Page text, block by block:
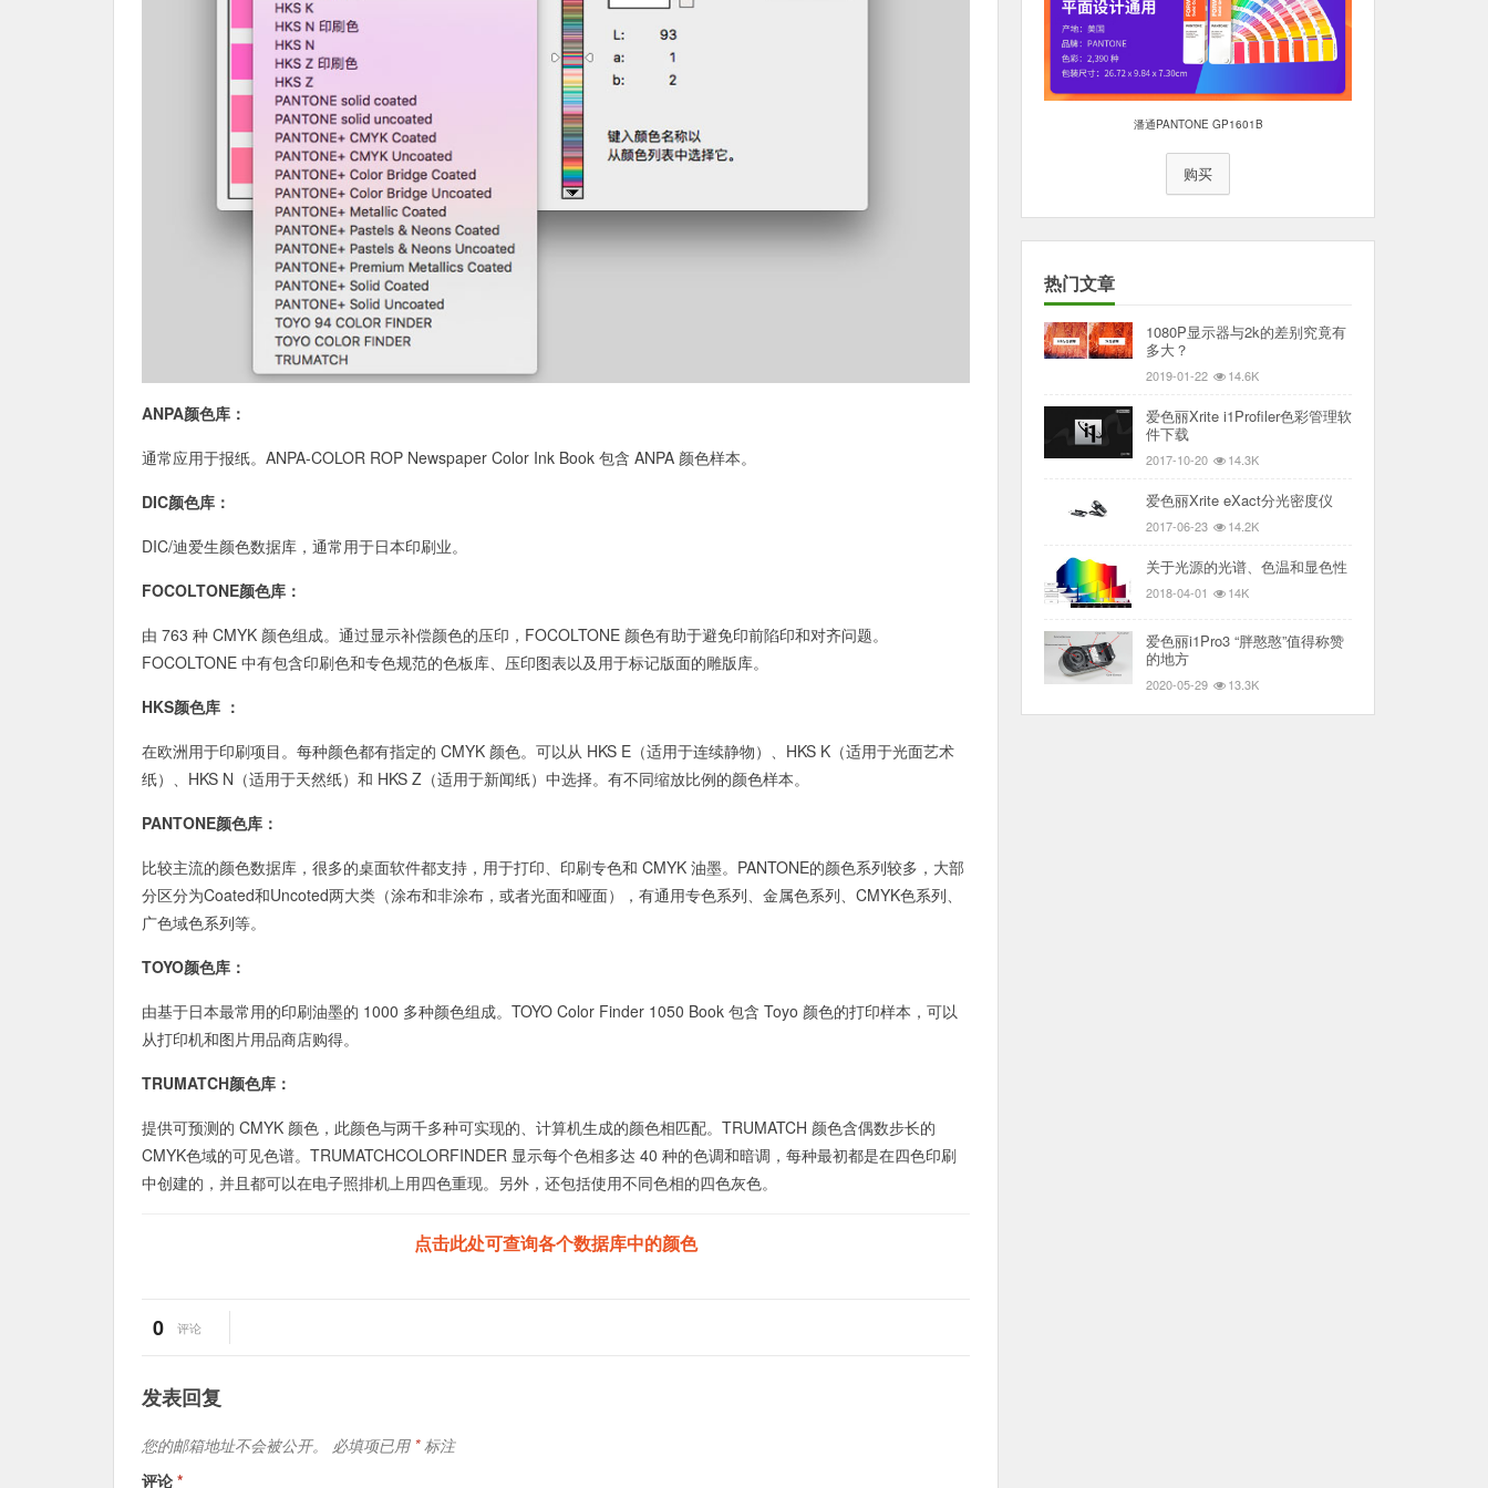
ANPA颜色库：
通常应用于报纸。ANPA-COLOR ROP Newspaper Color Ink Book 包含 ANPA 颜色样本。
DIC颜色库：
DIC/迪爱生颜色数据库，通常用于日本印刷业。
FOCOLTONE颜色库：
由 763 种 CMYK 颜色组成。通过显示补偿颜色的压印，FOCOLTONE 颜色有助于避免印前陷印和对齐问题。
FOCOLTONE 中有包含印刷色和专色规范的色板库、压印图表以及用于标记版面的雕版库。
HKS颜色库 ：
在欧洲用于印刷项目。每种颜色都有指定的 CMYK 颜色。可以从 HKS E（适用于连续静物）、HKS K（适用于光面艺术
纸）、HKS N（适用于天然纸）和 HKS Z（适用于新闻纸）中选择。有不同缩放比例的颜色样本。
PANTONE颜色库：
比较主流的颜色数据库，很多的桌面软件都支持，用于打印、印刷专色和 CMYK 油墨。PANTONE的颜色系列较多，大部
分区分为Coated和Uncoted两大类（涂布和非涂布，或者光面和哑面），有通用专色系列、金属色系列、CMYK色系列、
广色域色系列等。
TOYO颜色库：
由基于日本最常用的印刷油墨的 1000 多种颜色组成。TOYO Color Finder 1050 Book 包含 Toyo 颜色的打印样本，可以
从打印机和图片用品商店购得。
TRUMATCH颜色库：
提供可预测的 CMYK 颜色，此颜色与两千多种可实现的、计算机生成的颜色相匹配。TRUMATCH 颜色含偶数步长的
CMYK色域的可见色谱。TRUMATCHCOLORFINDER 显示每个色相多达 40 种的色调和暗调，每种最初都是在四色印刷
中创建的，并且都可以在电子照排机上用四色重现。另外，还包括使用不同色相的四色灰色。
点击此处可查询各个数据库中的颜色
0 评论
发表回复
您的邮箱地址不会被公开。 必填项已用 *标注
评论 *
潘通PANTONE GP1601B
购买
热门文章
1080P显示器与2k的差别究竟有
多大？
2019-01-22 14.6K
爱色丽Xrite i1Profiler色彩管理软
件下载
2017-10-20 14.3K
爱色丽Xrite eXact分光密度仪
2017-06-23 14.2K
关于光源的光谱、色温和显色性
2018-04-01 14K
爱色丽i1Pro3 “胖憨憨”值得称赞
的地方
2020-05-29 13.3K